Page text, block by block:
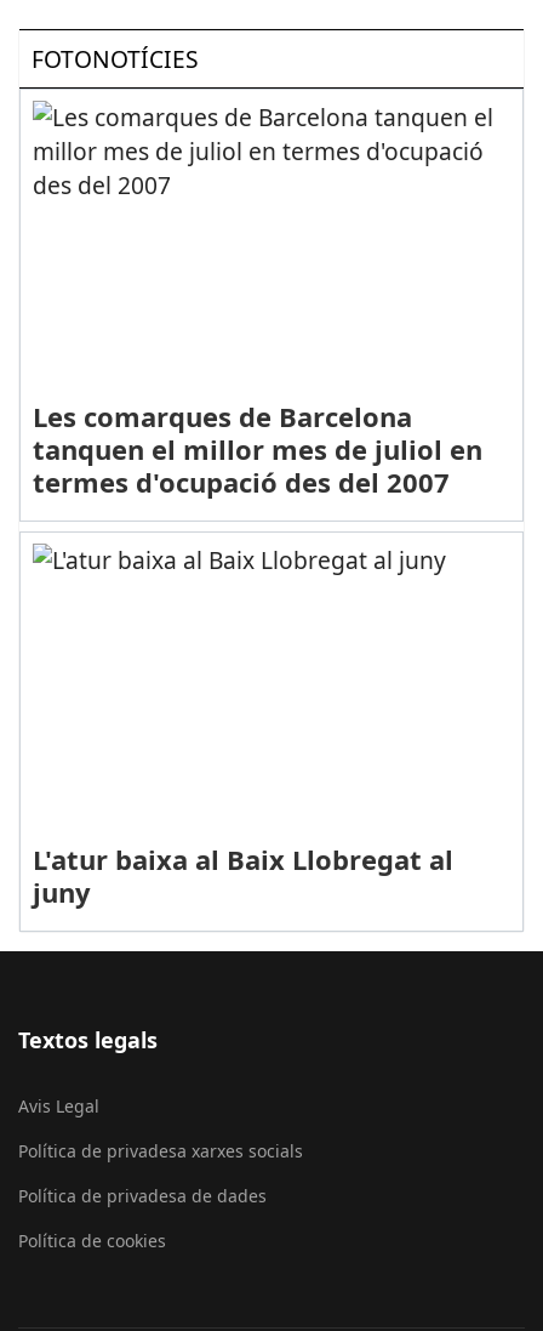
FOTONOTÍCIES
Les comarques de Barcelona
tanquen el millor mes de juliol en
termes d'ocupació des del 2007
L'atur baixa al Baix Llobregat al
juny
Textos legals
Avis Legal
Política de privadesa xarxes socials
Política de privadesa de dades
Política de cookies